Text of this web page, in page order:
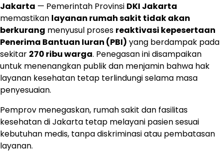
Jakarta — Pemerintah Provinsi DKI Jakarta
memastikan layanan rumah sakit tidak akan
berkurang menyusul proses reaktivasi kepesertaan
Penerima Bantuan Iuran (PBI) yang berdampak pada
sekitar 270 ribu warga. Penegasan ini disampaikan
untuk menenangkan publik dan menjamin bahwa hak
layanan kesehatan tetap terlindungi selama masa
penyesuaian.
Pemprov menegaskan, rumah sakit dan fasilitas
kesehatan di Jakarta tetap melayani pasien sesuai
kebutuhan medis, tanpa diskriminasi atau pembatasan
layanan.